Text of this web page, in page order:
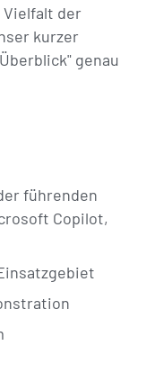
Vielfalt der
kurzer
genau
führenden
Copilot,